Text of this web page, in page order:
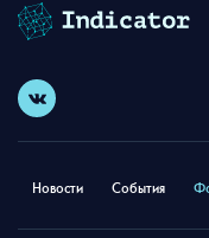
Новости События